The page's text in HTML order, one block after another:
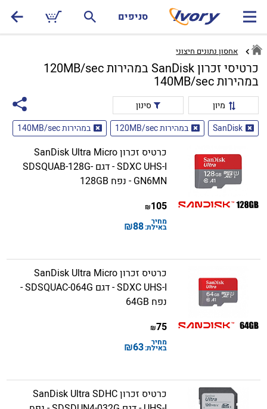
סניפים
אחסון נתונים חיצוני
כרטיסי זכרון SanDisk במהירות 120MB/sec
במהירות 140MB/sec
מיון
סינון
SanDisk
במהירות 120MB/sec במהירות 140MB/sec
כרטיס זכרון SanDisk Ultra Micro
SDXC UHS-I - דגם SDSQUAB-128G-
GN6MN - נפח 128GB
105
₪
מחיר
באילת:88
₪
כרטיס זכרון SanDisk Ultra Micro
SDXC UHS-I - דגם SDSQUAC-064G -
נפח 64GB
75
₪
מחיר
באילת:63
₪
כרטיס זכרון SanDisk Ultra SDHC